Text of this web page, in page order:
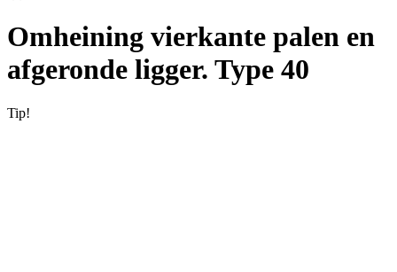
Omheining vierkante palen en
afgeronde ligger. Type 40
Tip!